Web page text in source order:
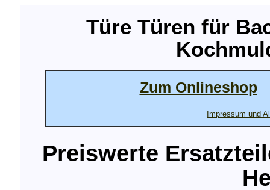
Türe Türen für
Zum Onlineshop
Impressum und
Preiswerte